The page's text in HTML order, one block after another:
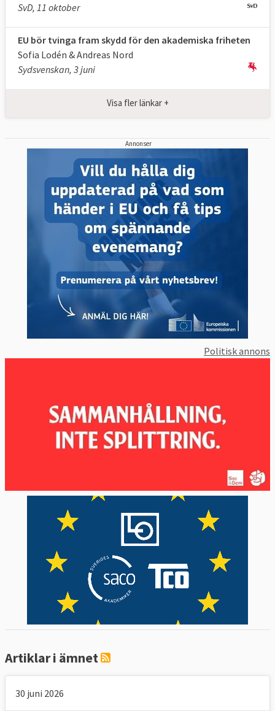
färdigheter i läsning, matematik och
naturvetenskap bör understiga 15 %
Källa:Rådets resolution om en strategisk
ram för det europeiska
utbildningssamarbetet inför och bortom ett
SvD, 11 oktober
EU bör tvinga fram skydd för den akademiska friheten
Sofia Lodén & Andreas Nord
Sydsvenskan, 3 juni
Visa fler länkar +
Annonser
Politisk annons
Artiklar i ämnet
30 juni 2026